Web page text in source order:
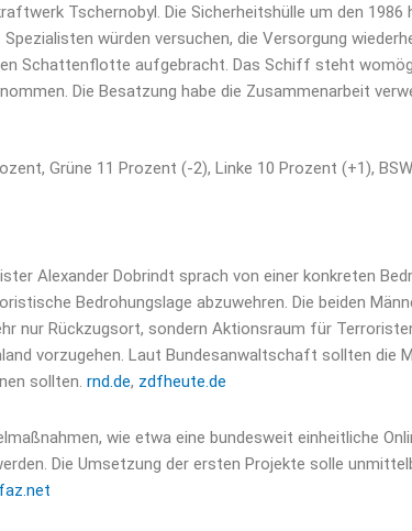
Tschernobyl. Die Sicherheitshülle um den
würden versuchen, die Versorgung
Schattenflotte aufgebracht. Das Schiff steht
Die Besatzung habe die Zusammenarbeit
Grüne 11 Prozent (-2), Linke 10 Prozent (+1),
Alexander Dobrindt sprach von einer konkreten
Bedrohungslage abzuwehren. Die beiden
nur Rückzugsort, sondern Aktionsraum für
vorzugehen. Laut Bundesanwaltschaft sollten
sollten. rnd.de, zdfheute.de
wie etwa eine bundesweit einheitliche
Die Umsetzung der ersten Projekte solle
faz.net